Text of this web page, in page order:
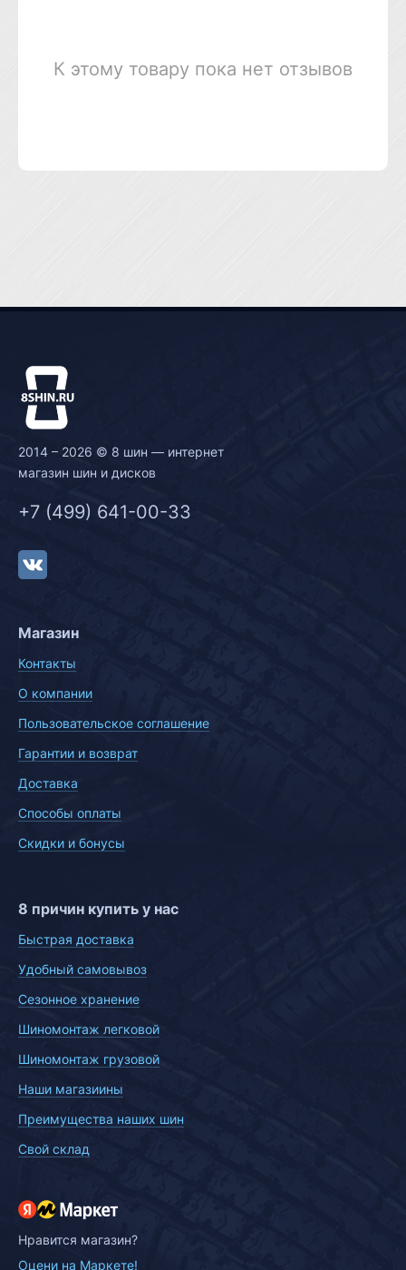
К этому товару пока нет отзывов
2014 – 2026 © 8 шин — интернет
магазин шин и дисков
+7 (499) 641-00-33
Магазин
Контакты
О компании
Пользовательское соглашение
Гарантии и возврат
Доставка
Способы оплаты
Скидки и бонусы
8 причин купить у нас
Быстрая доставка
Удобный самовывоз
Сезонное хранение
Шиномонтаж легковой
Шиномонтаж грузовой
Наши магазиины
Преимущества наших шин
Свой склад
Нравится магазин?
Оцени на Маркете!